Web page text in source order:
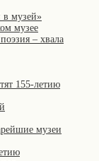
в музей»
музее
– хвала
155-летию
музеи